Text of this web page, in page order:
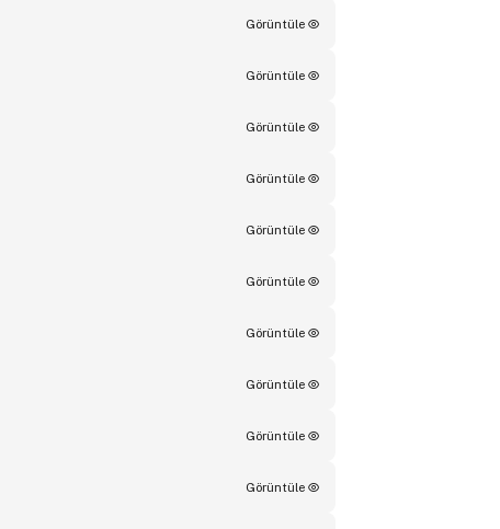
Görüntüle
Görüntüle
Görüntüle
Görüntüle
Görüntüle
Görüntüle
Görüntüle
Görüntüle
Görüntüle
Görüntüle